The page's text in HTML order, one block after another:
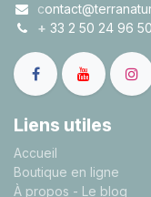
c
+ 33 2 50 24 96 50
Liens utiles
Accueil
Boutique en ligne
À propos - Le blog